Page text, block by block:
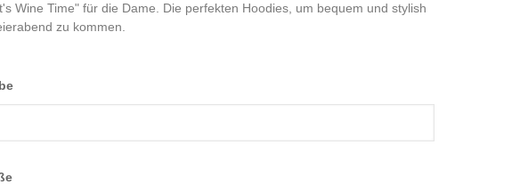
Wine Time" für die Dame. Die perfekten Hoodies, um bequem und stylish
zu kommen.